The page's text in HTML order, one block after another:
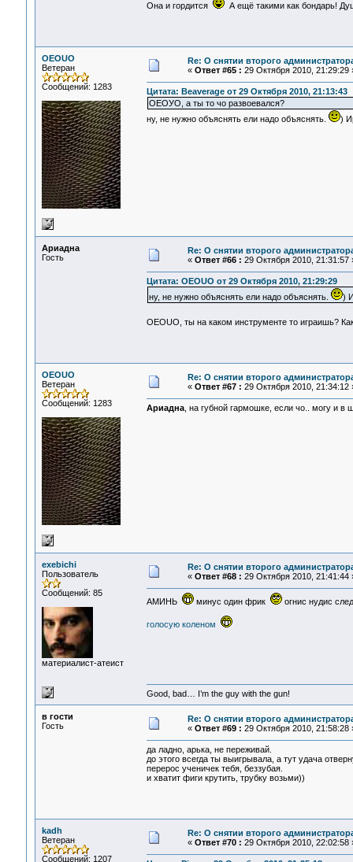
Она и гордится А ещё такими как бондарь!
OEOUO
Ветеран
Сообщений: 1283
Re: О снятии второго
« Ответ #65 : 29 Октября 2010, 21:29:29
Цитата: Beaverage от 29 Октября 2010, 21:13:43
ОЕОУО, а ты то чо развоевался?
ну, не нужно объяснять ели надо объяснять.
)
Ариадна
Гость
Re: О снятии второго
« Ответ #66 : 29 Октября 2010, 21:31:57
Цитата: OEOUO от 29 Октября 2010, 21:29:29
ну, не нужно объяснять ели надо объяснять.
)
OEOUO, ты на каком инструменте то играишь?
OEOUO
Ветеран
Сообщений: 1283
Re: О снятии второго
« Ответ #67 : 29 Октября 2010, 21:34:12
Ариадна, на губной гармошке, если чо.. могу и в
exebichi
Пользователь
Сообщений: 85
материалист-атеист
Re: О снятии второго
« Ответ #68 : 29 Октября 2010, 21:41:44
АМИНЬ минус один фрик огнис нудис
голосую коленом
Good, bad… I’m the guy with the gun!
в гости
Гость
Re: О снятии второго
« Ответ #69 : 29 Октября 2010, 21:58:28
да ладно, арька, не переживай.
до этого всегда ты выигрывала, а тут удача
перерос ученичек тебя, беззубая.
и хватит фиги крутить, трубку возьми))
kadh
Ветеран
Сообщений: 1207
Re: О снятии второго
« Ответ #70 : 29 Октября 2010, 22:02:58